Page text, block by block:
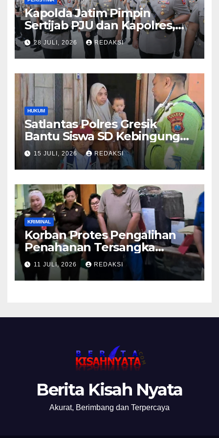
Kapolda Jatim Pimpin
Sertijab PJU dan Kapolres,
Perkuat Regenerasi
Kepemimpinan dan
Pelayanan Presisi
28 JULI, 2026 REDAKSI
HUKUM
Satlantas Polres Gresik
Bantu Siswa SD Kebingungan
Saat Pulang Sekolah,
Langsung Diantar ke Rumah
Orang Tua Lega
15 JULI, 2026 REDAKSI
KRIMINAL
Korban Protes Pengalihan
Penahanan Tersangka
Pemalsuan Merek Skincare,
Kasi Penkum Kejati Jatim:
Nanti Saya Tegur Jaksanya
11 JULI, 2026 REDAKSI
Berita Kisah Nyata
Akurat, Berimbang dan Terpercaya